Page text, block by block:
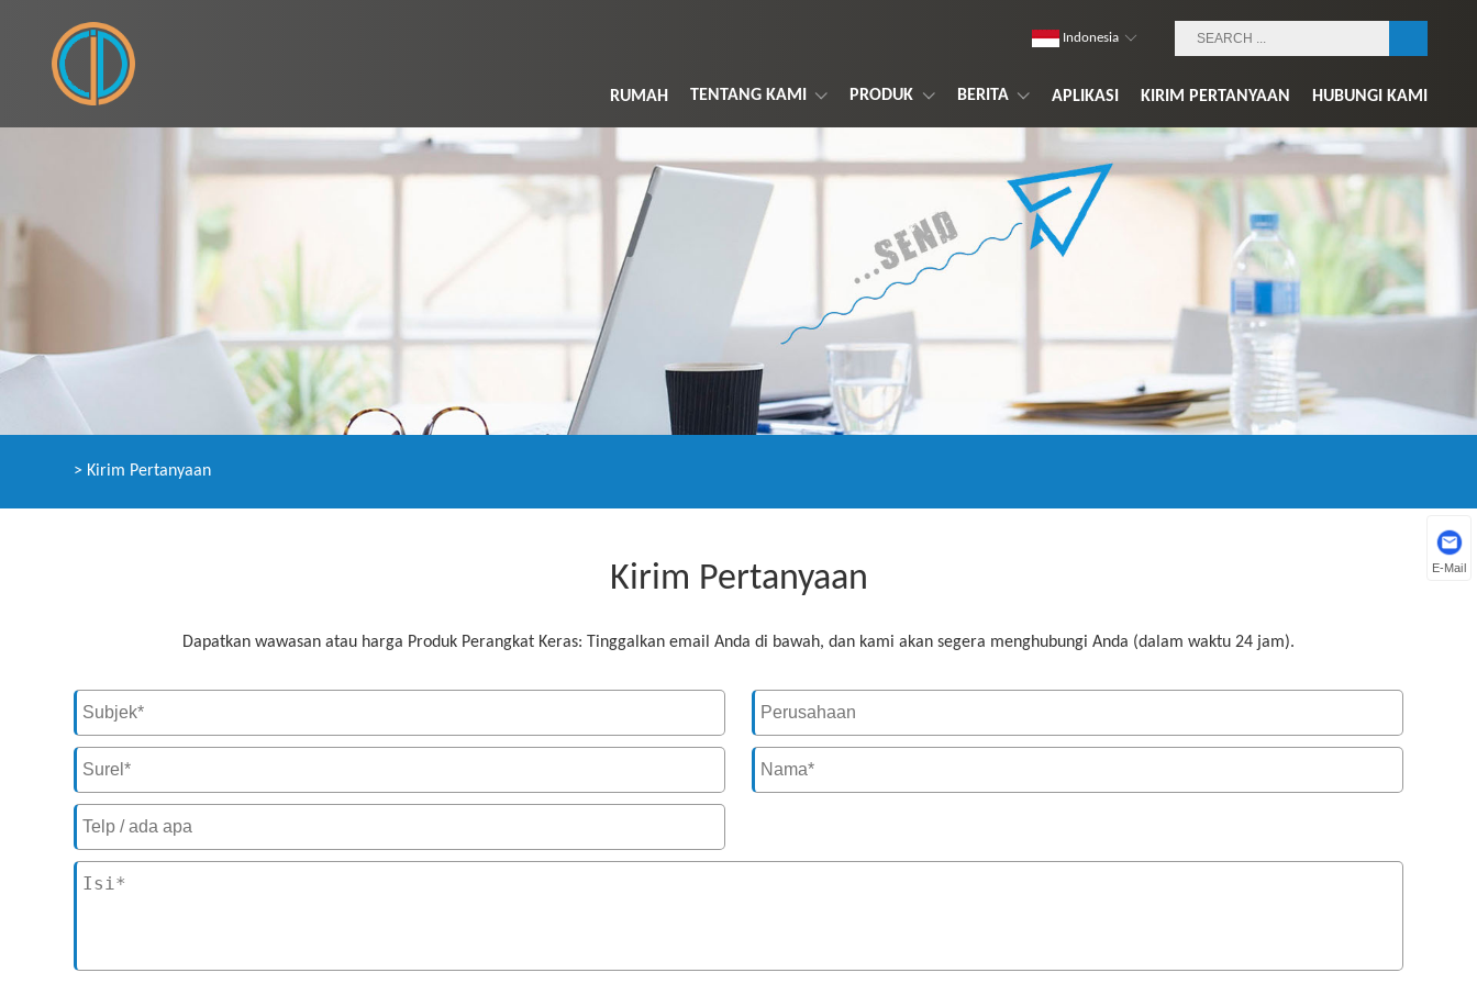
RUMAH TENTANG KAMI PRODUK BERITA APLIKASI KIRIM PERTANYAAN HUBUNGI KAMI
Indonesia
> Kirim Pertanyaan
Kirim Pertanyaan
Dapatkan wawasan atau harga Produk Perangkat Keras: Tinggalkan email Anda di bawah, dan kami akan segera menghubungi Anda (dalam waktu 24 jam).
E-Mail